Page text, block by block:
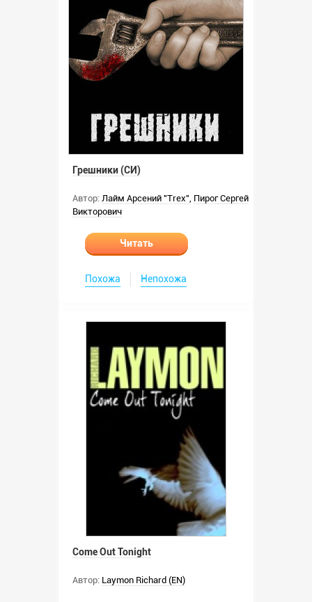
Грешники (СИ)
Автор: Лайм Арсений "Trex", Пирог Сергей
Викторович
Читать
Похожа Непохожа
Come Out Tonight
Автор: Laymon Richard (EN)